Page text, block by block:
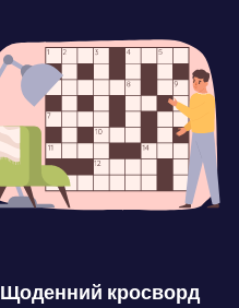
Щоденний кросворд